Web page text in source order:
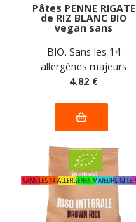
Pâtes PENNE RIGATE
de RIZ BLANC BIO
vegan sans
allergènes Pasta
Gustosa : 340
grammes
BIO. Sans les 14
allergènes majeurs
4.82 €